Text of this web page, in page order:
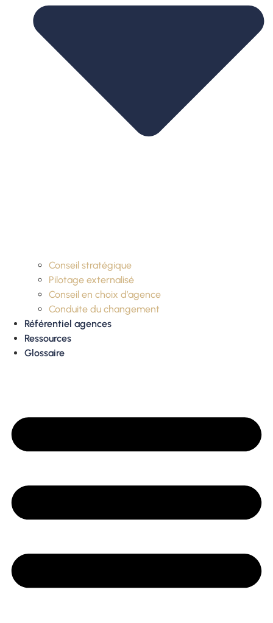
Conseil stratégique
Pilotage externalisé
Conseil en choix d’agence
Conduite du changement
Référentiel agences
Ressources
Glossaire